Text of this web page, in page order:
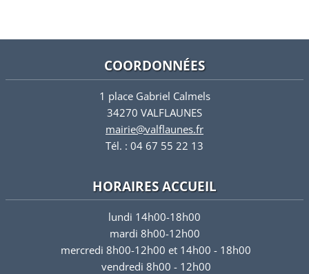
COORDONNÉES
1 place Gabriel Calmels
34270 VALFLAUNES
mairie@valflaunes.fr
Tél. : 04 67 55 22 13
HORAIRES ACCUEIL
lundi 14h00-18h00
mardi 8h00-12h00
mercredi 8h00-12h00 et 14h00 - 18h00
vendredi 8h00 - 12h00